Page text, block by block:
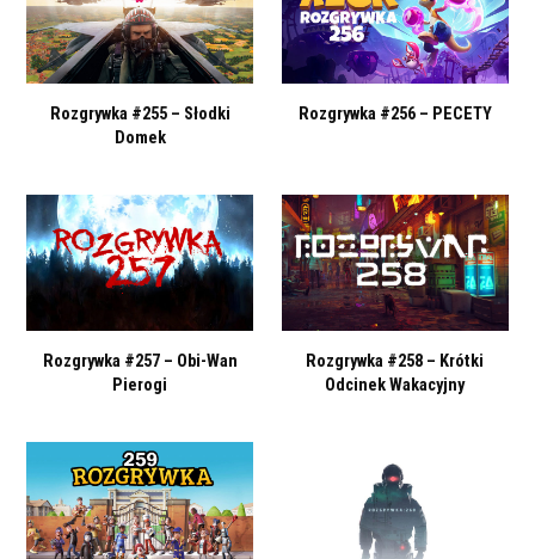
Rozgrywka #255 – Słodki
Domek
Rozgrywka #256 – PECETY
Rozgrywka #257 – Obi-Wan
Pierogi
Rozgrywka #258 – Krótki
Odcinek Wakacyjny